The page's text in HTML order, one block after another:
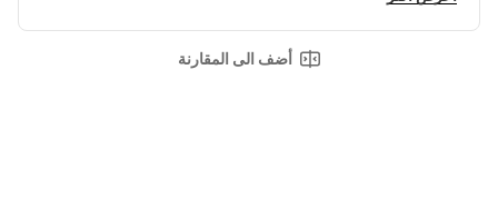
أضف الى المقارنة